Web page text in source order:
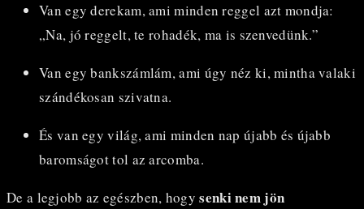
Van egy derekam, ami minden reggel azt mondja:
„Na, jó reggelt, te rohadék, ma is szenvedünk.”
Van egy bankszámlám, ami úgy néz ki, mintha valaki
szándékosan szivatna.
És van egy világ, ami minden nap újabb és újabb
baromságot tol az arcomba.
De a legjobb az egészben, hogysenki nem jön